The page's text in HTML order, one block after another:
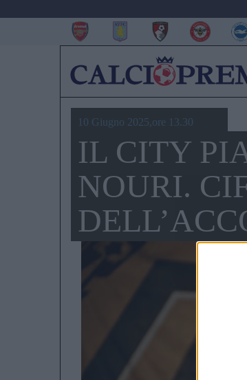
10 Giugno 2025,ore 13.30
IL CITY
NOURI.